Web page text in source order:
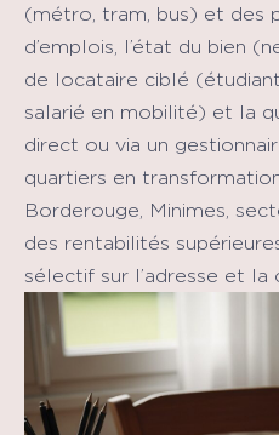
(métro, tram, bus) et des
d’emplois, l’état du bien
de locataire ciblé
salarié en mobilité) et la
direct ou via un
quartiers en
Borderouge, Minimes,
des rentabilités
sélectif sur l’adresse et la